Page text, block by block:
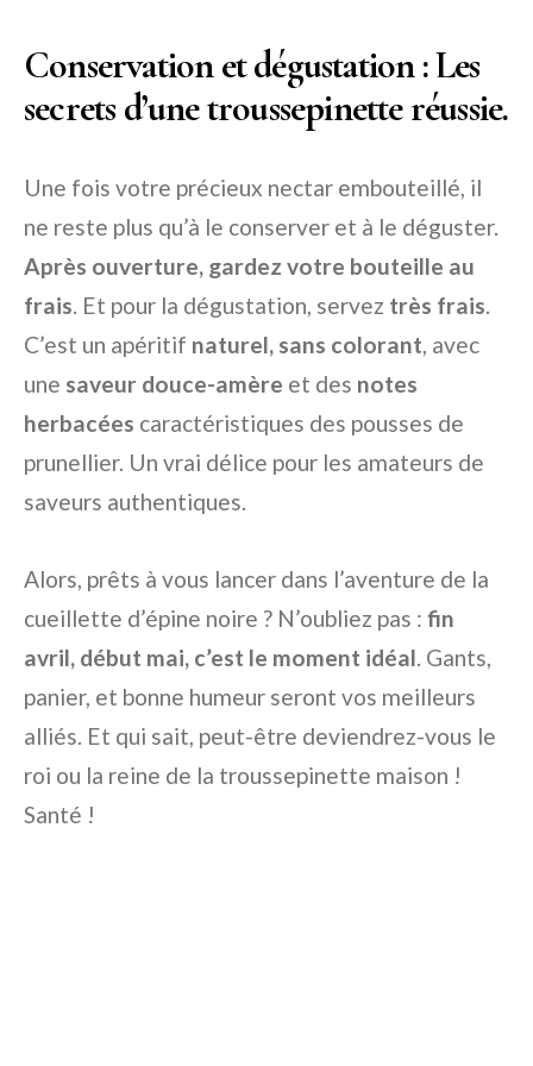
Conservation et dégustation : Les
secrets d’une troussepinette réussie.
Une fois votre précieux nectar embouteillé, il
ne reste plus qu’à le conserver et à le déguster.
Après ouverture, gardez votre bouteille au
frais. Et pour la dégustation, servez très frais.
C’est un apéritif naturel, sans colorant, avec
une saveur douce-amère et des notes
herbacées caractéristiques des pousses de
prunellier. Un vrai délice pour les amateurs de
saveurs authentiques.
Alors, prêts à vous lancer dans l’aventure de la
cueillette d’épine noire ? N’oubliez pas : fin
avril, début mai, c’est le moment idéal. Gants,
panier, et bonne humeur seront vos meilleurs
alliés. Et qui sait, peut-être deviendrez-vous le
roi ou la reine de la troussepinette maison !
Santé !